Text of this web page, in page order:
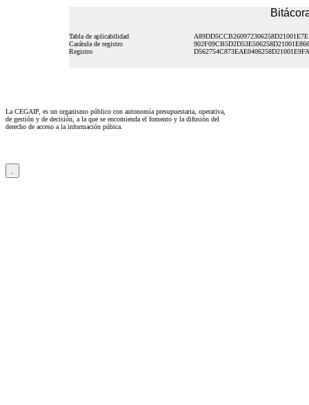
Tabla de aplicabilidad
Carátula de registro
Registro
La CEGAIP, es un organismo público con autonomía presupuestaria, operativa,
de gestión y de decisión, a la que se encomienda el fomento y la difusión del
derecho de acceso a la información púbica.